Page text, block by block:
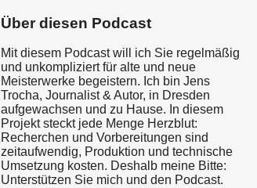
Über diesen Podcast
Mit diesem Podcast will ich Sie regelmäßig
und unkompliziert für alte und neue
Meisterwerke begeistern. Ich bin Jens
Trocha, Journalist & Autor, in Dresden
aufgewachsen und zu Hause. In diesem
Projekt steckt jede Menge Herzblut:
Recherchen und Vorbereitungen sind
zeitaufwendig, Produktion und technische
Umsetzung kosten. Deshalb meine Bitte:
Unterstützen Sie mich und den Podcast.